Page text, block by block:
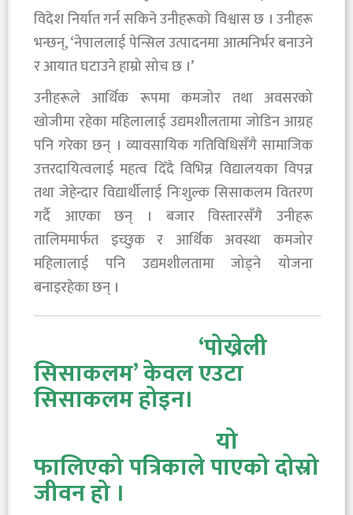
विदेश निर्यात गर्न सकिने उनीहरूको विश्वास छ । उनीहरू
भन्छन्, ‘नेपाललाई पेन्सिल उत्पादनमा आत्मनिर्भर बनाउने
र आयात घटाउने हाम्रो सोच छ ।’
उनीहरूले आर्थिक रूपमा कमजोर तथा अवसरको
खोजीमा रहेका महिलालाई उद्यमशीलतामा जोडिन आग्रह
पनि गरेका छन् । व्यावसायिक गतिविधिसँगै सामाजिक
उत्तरदायित्वलाई महत्व दिँदै विभिन्न विद्यालयका विपन्न
तथा जेहेन्दार विद्यार्थीलाई निःशुल्क सिसाकलम वितरण
गर्दै आएका छन् । बजार विस्तारसँगै उनीहरू
तालिममार्फत इच्छुक र आर्थिक अवस्था कमजोर
महिलालाई पनि उद्यमशीलतामा जोड्ने योजना
बनाइरहेका छन् ।
‘पोख्रेली
सिसाकलम’ केवल एउटा
सिसाकलम होइन।
यो
फालिएको पत्रिकाले पाएको दोस्रो
जीवन हो ।